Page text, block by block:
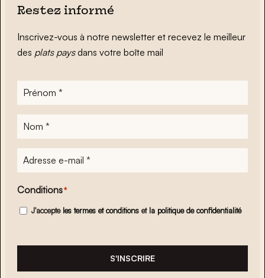
Restez informé
Inscrivez-vous à notre newsletter et recevez le meilleur
des plats paysdans votre boîte mail
Prénom
Nom
Adresse
e-
mail*
Conditions*
J'accepte les termes et conditions et la politique de confidentialité
S'INSCRIRE